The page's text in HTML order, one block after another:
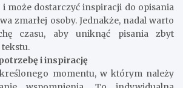
i może dostarczyć inspiracji do opisania
zmarłej osoby. Jednakże, nadal warto
czasu, aby uniknąć pisania zbyt
i inspirację
momentu, w którym należy